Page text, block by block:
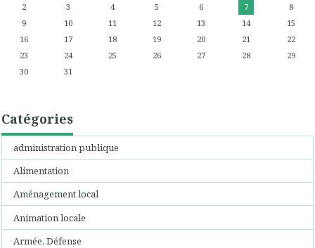
2
3 4 5 6 7
8
9
10 11 12 13 14
15
16
17 18 19 20 21
22
23
24 25 26 27 28
29
30
31
Catégories
administration publique
Alimentation
Aménagement local
Animation locale
Armée, Défense